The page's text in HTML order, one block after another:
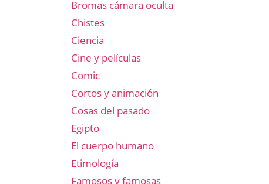
Bromas cámara oculta
Chistes
Ciencia
Cine y películas
Comic
Cortos y animación
Cosas del pasado
Egipto
El cuerpo humano
Etimología
Famosos y famosas